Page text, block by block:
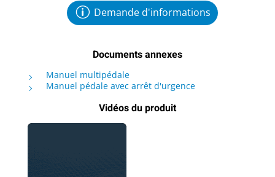
Demande d'informations
Documents annexes
Manuel multipédale
Manuel pédale avec arrêt d'urgence
Vidéos du produit